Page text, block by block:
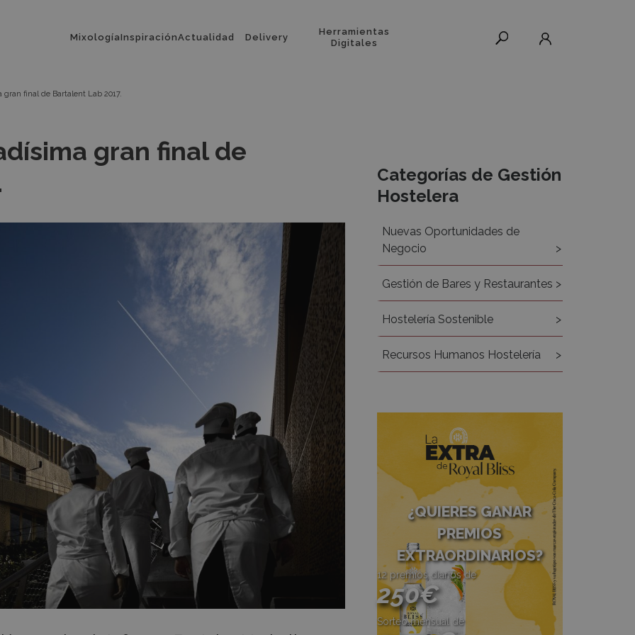
principal
MixologíaInspiraciónActualidad Delivery
Herramientas
Digitales
gran final de Bartalent Lab 2017.
gran final de
Recursos
Categorías de Gestión
Hostelera
Nuevas Oportunidades de
Negocio
Gestión de Bares y Restaurantes
Hostelería Sostenible
Recursos Humanos Hostelería
¿QUIERES GANAR
PREMIOS
EXTRAORDINARIOS?
12 premios diarios de
250€
Sorteo mensual de